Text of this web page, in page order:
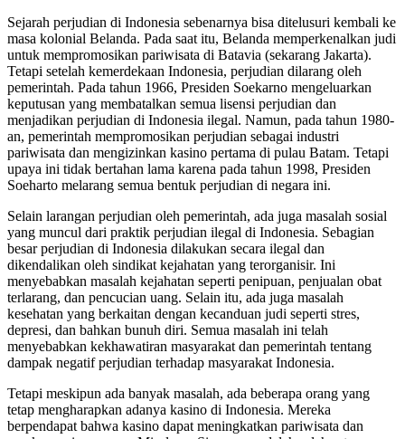
Sejarah perjudian di Indonesia sebenarnya bisa ditelusuri kembali ke
masa kolonial Belanda. Pada saat itu, Belanda memperkenalkan judi
untuk mempromosikan pariwisata di Batavia (sekarang Jakarta).
Tetapi setelah kemerdekaan Indonesia, perjudian dilarang oleh
pemerintah. Pada tahun 1966, Presiden Soekarno mengeluarkan
keputusan yang membatalkan semua lisensi perjudian dan
menjadikan perjudian di Indonesia ilegal. Namun, pada tahun 1980-
an, pemerintah mempromosikan perjudian sebagai industri
pariwisata dan mengizinkan kasino pertama di pulau Batam. Tetapi
upaya ini tidak bertahan lama karena pada tahun 1998, Presiden
Soeharto melarang semua bentuk perjudian di negara ini.
Selain larangan perjudian oleh pemerintah, ada juga masalah sosial
yang muncul dari praktik perjudian ilegal di Indonesia. Sebagian
besar perjudian di Indonesia dilakukan secara ilegal dan
dikendalikan oleh sindikat kejahatan yang terorganisir. Ini
menyebabkan masalah kejahatan seperti penipuan, penjualan obat
terlarang, dan pencucian uang. Selain itu, ada juga masalah
kesehatan yang berkaitan dengan kecanduan judi seperti stres,
depresi, dan bahkan bunuh diri. Semua masalah ini telah
menyebabkan kekhawatiran masyarakat dan pemerintah tentang
dampak negatif perjudian terhadap masyarakat Indonesia.
Tetapi meskipun ada banyak masalah, ada beberapa orang yang
tetap mengharapkan adanya kasino di Indonesia. Mereka
berpendapat bahwa kasino dapat meningkatkan pariwisata dan